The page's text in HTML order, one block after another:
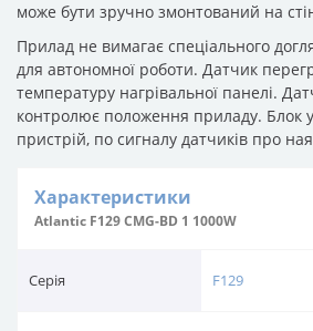
може бути зручно змонтований на
Прилад не вимагає спеціального
для автономної роботи. Датчик
температуру нагрівальної панелі.
контролює положення приладу. Блок
пристрій, по сигналу датчиків про
Характеристики
Atlantic F129 CMG-BD 1 1000W
Серія F129